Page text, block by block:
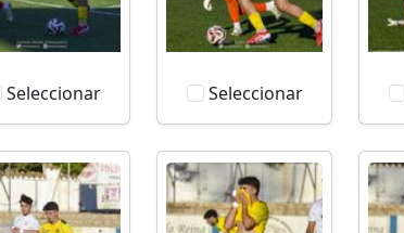
Seleccionar Seleccionar